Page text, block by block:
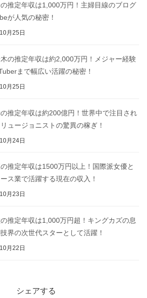
推定年収は1,000万円！主婦目線のブログ
が人気の秘密！
月25日
の推定年収は約2,000万円！メジャー経験
まで幅広い活躍の秘密！
月25日
推定年収は約200億円！世界中で注目され
ュージョニストの驚異の稼ぎ！
月24日
推定年収は1500万円以上！国際派女優と
ス業で活躍する現在の収入！
月23日
推定年収は1,000万円超！キングカズの息
界の次世代スターとして活躍！
月22日
シェアする